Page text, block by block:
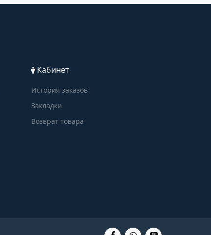
Кабинет
История заказов
Закладки
Возврат товара